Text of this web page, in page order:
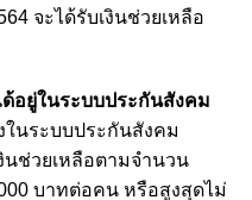
จะได้รับเงินช่วยเหลือ
อยู่ในระบบประกันสังคม
ในระบบประกันสังคม
นช่วยเหลือตามจำนวน
บาทต่อคน หรือสูงสุดไม่